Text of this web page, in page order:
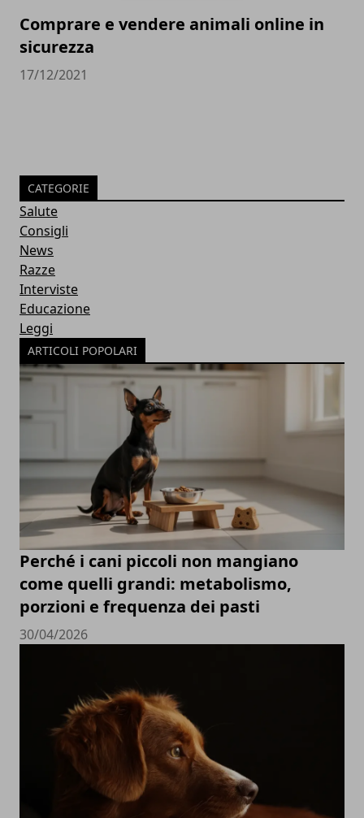
Comprare e vendere animali online in
sicurezza
17/12/2021
CATEGORIE
Salute
Consigli
News
Razze
Interviste
Educazione
Leggi
ARTICOLI POPOLARI
Perché i cani piccoli non mangiano
come quelli grandi: metabolismo,
porzioni e frequenza dei pasti
30/04/2026